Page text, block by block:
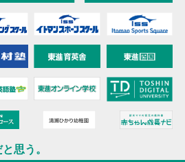
思う。